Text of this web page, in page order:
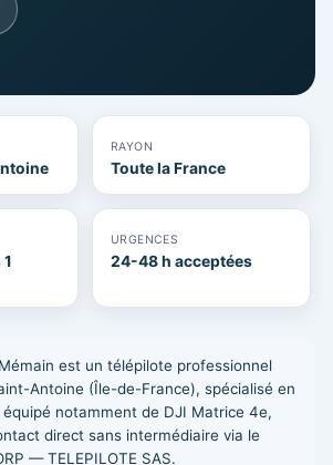
RAYON
Toute la France
URGENCES
24-48 h acceptées
est un télépilote professionnel
Antoine (Île-de-France), spécialisé en
équipé notamment de DJI Matrice 4e,
direct sans intermédiaire via le
— TELEPILOTE SAS.